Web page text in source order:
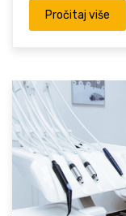
Pročitaj više